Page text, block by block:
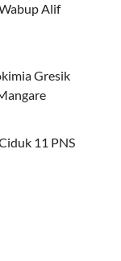
Alif
Gresik
11 PNS